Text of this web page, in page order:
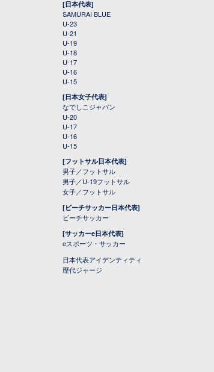
[日本代表]
SAMURAI BLUE
U-23
U-21
U-19
U-18
U-17
U-16
U-15
[日本女子代表]
なでしこジャパン
U-20
U-17
U-16
U-15
[フットサル日本代表]
男子／フットサル
男子／U-19フットサル
女子／フットサル
[ビーチサッカー日本代表]
ビーチサッカー
[サッカーe日本代表]
eスポーツ・サッカー
日本代表アイデンティティ
歴代ジャージ